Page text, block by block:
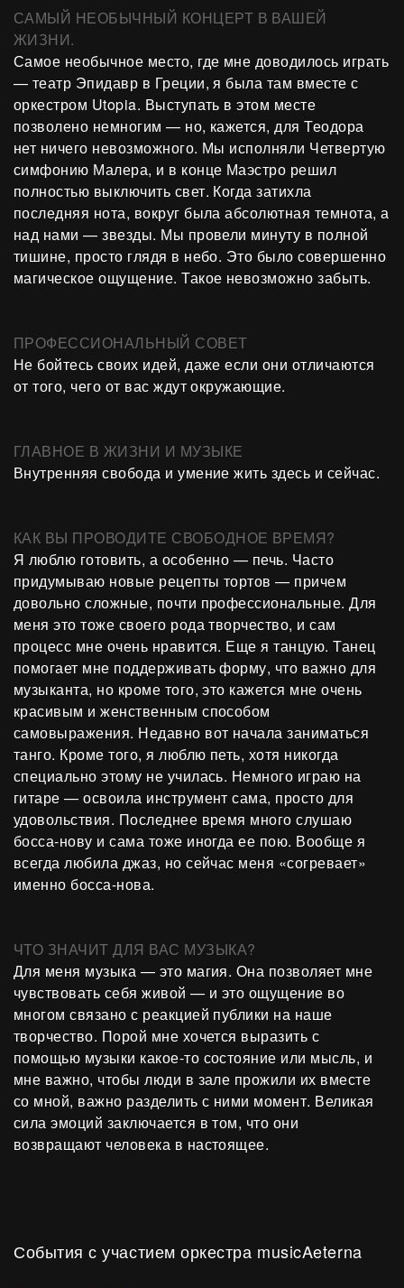
САМЫЙ НЕОБЫЧНЫЙ КОНЦЕРТ В ВАШЕЙ
ЖИЗНИ.
Самое необычное место, где мне доводилось играть
— театр Эпидавр в Греции, я была там вместе с
оркестром Utopia. Выступать в этом месте
позволено немногим — но, кажется, для Теодора
нет ничего невозможного. Мы исполняли Четвертую
симфонию Малера, и в конце Маэстро решил
полностью выключить свет. Когда затихла
последняя нота, вокруг была абсолютная темнота, а
над нами — звезды. Мы провели минуту в полной
тишине, просто глядя в небо. Это было совершенно
магическое ощущение. Такое невозможно забыть.
ПРОФЕССИОНАЛЬНЫЙ СОВЕТ
Не бойтесь своих идей, даже если они отличаются
от того, чего от вас ждут окружающие.
ГЛАВНОЕ В ЖИЗНИ И МУЗЫКЕ
Внутренняя свобода и умение жить здесь и сейчас.
КАК ВЫ ПРОВОДИТЕ СВОБОДНОЕ ВРЕМЯ?
Я люблю готовить, а особенно — печь. Часто
придумываю новые рецепты тортов — причем
довольно сложные, почти профессиональные. Для
меня это тоже своего рода творчество, и сам
процесс мне очень нравится. Еще я танцую. Танец
помогает мне поддерживать форму, что важно для
музыканта, но кроме того, это кажется мне очень
красивым и женственным способом
самовыражения. Недавно вот начала заниматься
танго. Кроме того, я люблю петь, хотя никогда
специально этому не училась. Немного играю на
гитаре — освоила инструмент сама, просто для
удовольствия. Последнее время много слушаю
босса-нову и сама тоже иногда ее пою. Вообще я
всегда любила джаз, но сейчас меня «согревает»
именно босса-нова.
ЧТО ЗНАЧИТ ДЛЯ ВАС МУЗЫКА?
Для меня музыка — это магия. Она позволяет мне
чувствовать себя живой — и это ощущение во
многом связано с реакцией публики на наше
творчество. Порой мне хочется выразить с
помощью музыки какое-то состояние или мысль, и
мне важно, чтобы люди в зале прожили их вместе
со мной, важно разделить с ними момент. Великая
сила эмоций заключается в том, что они
возвращают человека в настоящее.
События с участием оркестра musicAeterna